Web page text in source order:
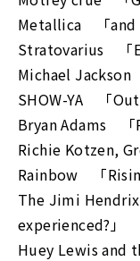
Metallica 「and
Stratovarius 「
Michael Jackson
SHOW-YA 「
Bryan Adams 「
Richie Kotzen,
Rainbow 「
The Jimi
experienced?」
Huey Lewis and